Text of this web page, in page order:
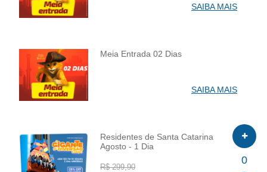
SAIBA MAIS
INFO
Meia Entrada 02 Dias
SAIBA MAIS
INFO
Residentes de Santa Catarina
Agosto - 1 Dia
R$ 299,90
0